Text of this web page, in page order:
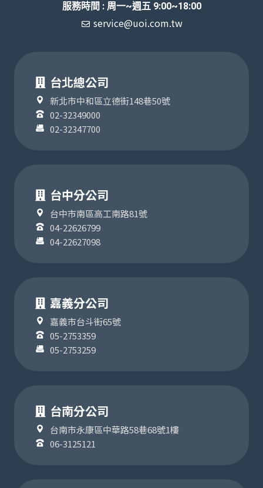
服務時間 : 周一~週五 9:00~18:00
service@uoi.com.tw
台北總公司
新北市中和區立德街148巷50號
02-32349000
02-32347700
台中分公司
台中市南區高工南路81號
04-22626799
04-22627098
嘉義分公司
嘉義市台斗街65號
05-2753359
05-2753259
台南分公司
台南市永康區中華路58巷68號1樓
06-3125121